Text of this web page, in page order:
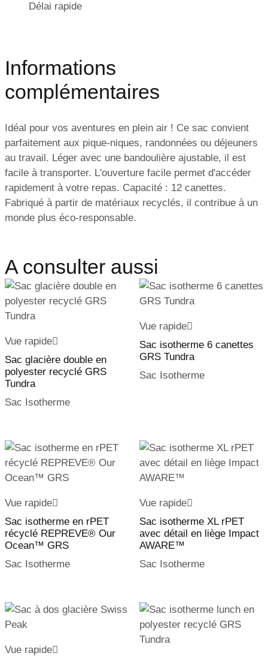
Délai rapide
Informations
complémentaires
Idéal pour vos aventures en plein air ! Ce sac convient
parfaitement aux pique-niques, randonnées ou déjeuners
au travail. Léger avec une bandoulière ajustable, il est
facile à transporter. L'ouverture facile permet d'accéder
rapidement à votre repas. Capacité : 12 canettes.
Fabriqué à partir de matériaux recyclés, il contribue à un
monde plus éco-responsable.
A consulter aussi
Vue rapide
Sac glacière double en
polyester recyclé GRS
Tundra
Sac Isotherme
Vue rapide
Sac isotherme 6 canettes
GRS Tundra
Sac Isotherme
Vue rapide
Sac isotherme en rPET
récyclé REPREVE® Our
Ocean™ GRS
Sac Isotherme
Vue rapide
Sac isotherme XL rPET
avec détail en liège Impact
AWARE™
Sac Isotherme
Vue rapide